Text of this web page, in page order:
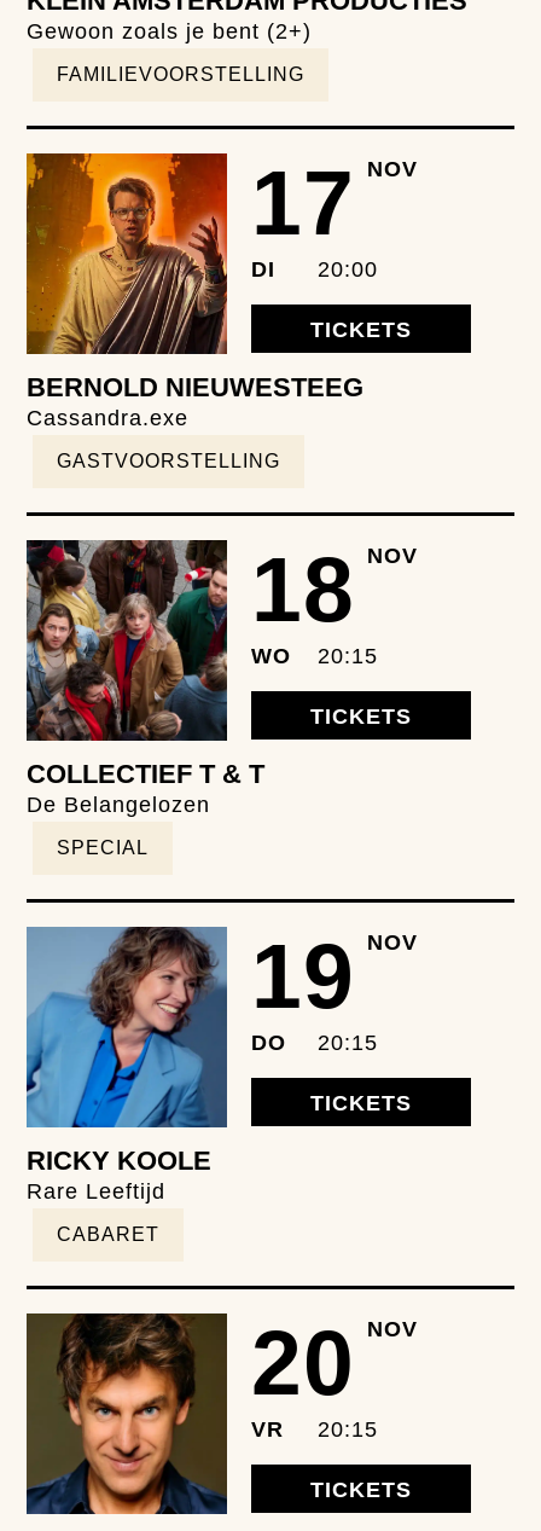
Gewoon zoals je bent (2+)
FAMILIEVOORSTELLING
17 NOV
DI 20:00
TICKETS
BERNOLD NIEUWESTEEG
Cassandra.exe
GASTVOORSTELLING
18 NOV
WO 20:15
TICKETS
COLLECTIEF T & T
De Belangelozen
SPECIAL
19 NOV
DO 20:15
TICKETS
RICKY KOOLE
Rare Leeftijd
CABARET
20 NOV
VR 20:15
TICKETS